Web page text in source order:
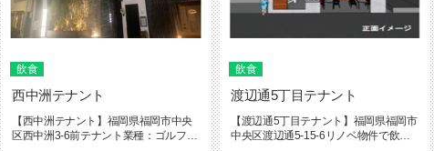
飲食
西中洲テナント
【西中洲テナント】福岡県福岡市中央
区西中洲3-6前テナント業種：ゴルフ
飲食
渡辺通5丁目テナント
【渡辺通5丁目テナント】福岡県福岡市
中央区渡辺通5-15-6リノベ物件で飲食